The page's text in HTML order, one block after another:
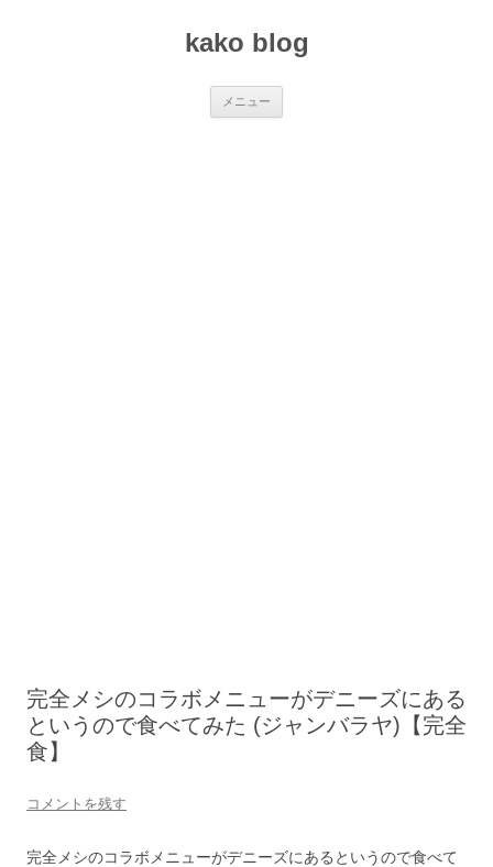
kako blog
メニュー
完全メシのコラボメニューがデニーズにある
というので食べてみた (ジャンバラヤ)【完全
食】
コメントを残す
完全メシのコラボメニューがデニーズにあるというので食べて